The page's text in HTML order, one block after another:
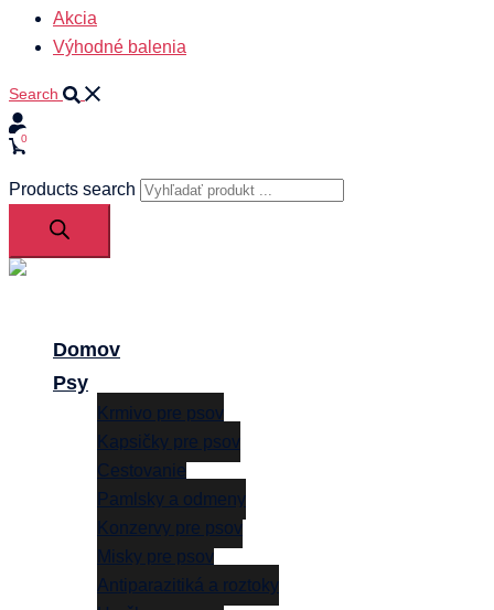
Akcia
Výhodné balenia
Search
0
Products search
Domov
Psy
Krmivo pre psov
Kapsičky pre psov
Cestovanie
Pamlsky a odmeny
Konzervy pre psov
Misky pre psov
Antiparazitiká a roztoky